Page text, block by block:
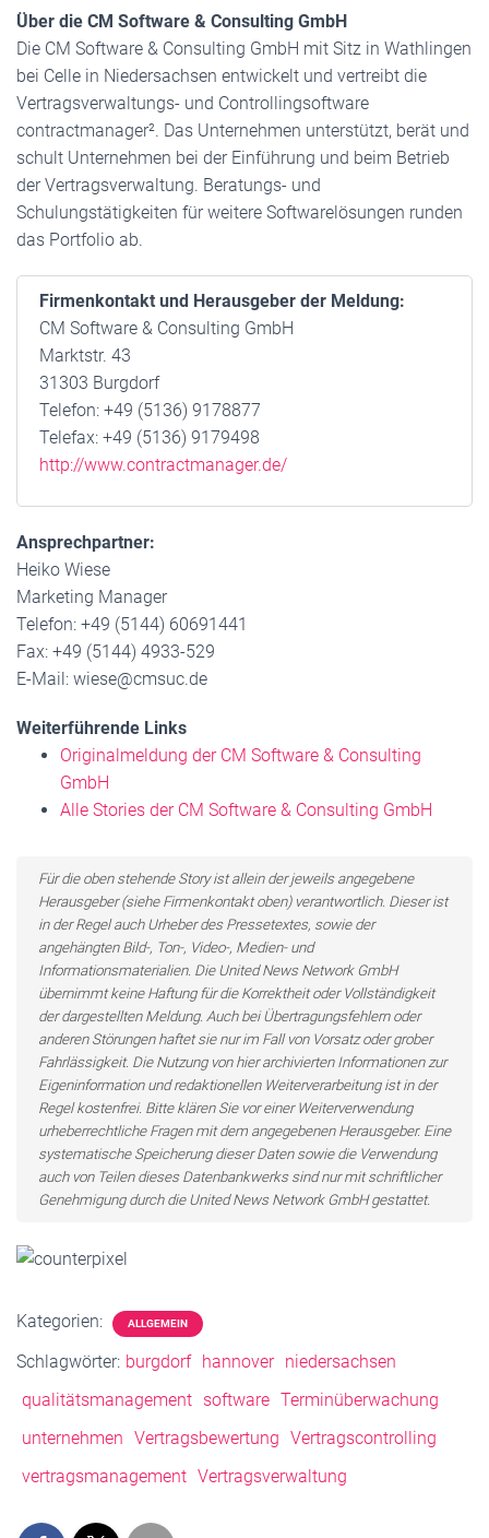
Über die CM Software & Consulting GmbH
Die CM Software & Consulting GmbH mit Sitz in Wathlingen
bei Celle in Niedersachsen entwickelt und vertreibt die
Vertragsverwaltungs- und Controllingsoftware
contractmanager². Das Unternehmen unterstützt, berät und
schult Unternehmen bei der Einführung und beim Betrieb
der Vertragsverwaltung. Beratungs- und
Schulungstätigkeiten für weitere Softwarelösungen runden
das Portfolio ab.
Firmenkontakt und Herausgeber der Meldung:
CM Software & Consulting GmbH
Marktstr. 43
31303 Burgdorf
Telefon: +49 (5136) 9178877
Telefax: +49 (5136) 9179498
http://www.contractmanager.de/
Ansprechpartner:
Heiko Wiese
Marketing Manager
Telefon: +49 (5144) 60691441
Fax: +49 (5144) 4933-529
E-Mail: wiese@cmsuc.de
Weiterführende Links
Originalmeldung der CM Software & Consulting
GmbH
Alle Stories der CM Software & Consulting GmbH
Für die oben stehende Story ist allein der jeweils angegebene
Herausgeber (siehe Firmenkontakt oben) verantwortlich. Dieser ist
in der Regel auch Urheber des Pressetextes, sowie der
angehängten Bild-, Ton-, Video-, Medien- und
Informationsmaterialien. Die United News Network GmbH
übernimmt keine Haftung für die Korrektheit oder Vollständigkeit
der dargestellten Meldung. Auch bei Übertragungsfehlern oder
anderen Störungen haftet sie nur im Fall von Vorsatz oder grober
Fahrlässigkeit. Die Nutzung von hier archivierten Informationen zur
Eigeninformation und redaktionellen Weiterverarbeitung ist in der
Regel kostenfrei. Bitte klären Sie vor einer Weiterverwendung
urheberrechtliche Fragen mit dem angegebenen Herausgeber. Eine
systematische Speicherung dieser Daten sowie die Verwendung
auch von Teilen dieses Datenbankwerks sind nur mit schriftlicher
Genehmigung durch die United News Network GmbH gestattet.
Kategorien: ALLGEMEIN
Schlagwörter: burgdorf hannover niedersachsen
qualitätsmanagement software Terminüberwachung
unternehmen Vertragsbewertung Vertragscontrolling
vertragsmanagement Vertragsverwaltung